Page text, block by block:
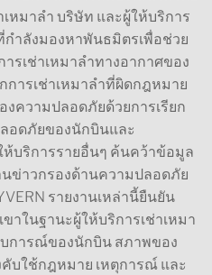
หมาลำ บริษัท และผู้ให้บริการ
กำลังมองหาพันธมิตรเพื่อช่วย
รเช่าเหมาลำทางอากาศของ
การเช่าเหมาลำที่ผิดกฎหมาย
งความปลอดภัยด้วยการเรียก
อดภัยของนักบินและ
ห้บริการรายอื่นๆ ค้นคว้าข้อมูล
นข่าวกรองด้านความปลอดภัย
รายงานเหล่านี้ยืนยัน
าในฐานะผู้ให้บริการเช่าเหมา
การณ์ของนักบิน สภาพของ
บใช้กฎหมาย เหตุการณ์ และ